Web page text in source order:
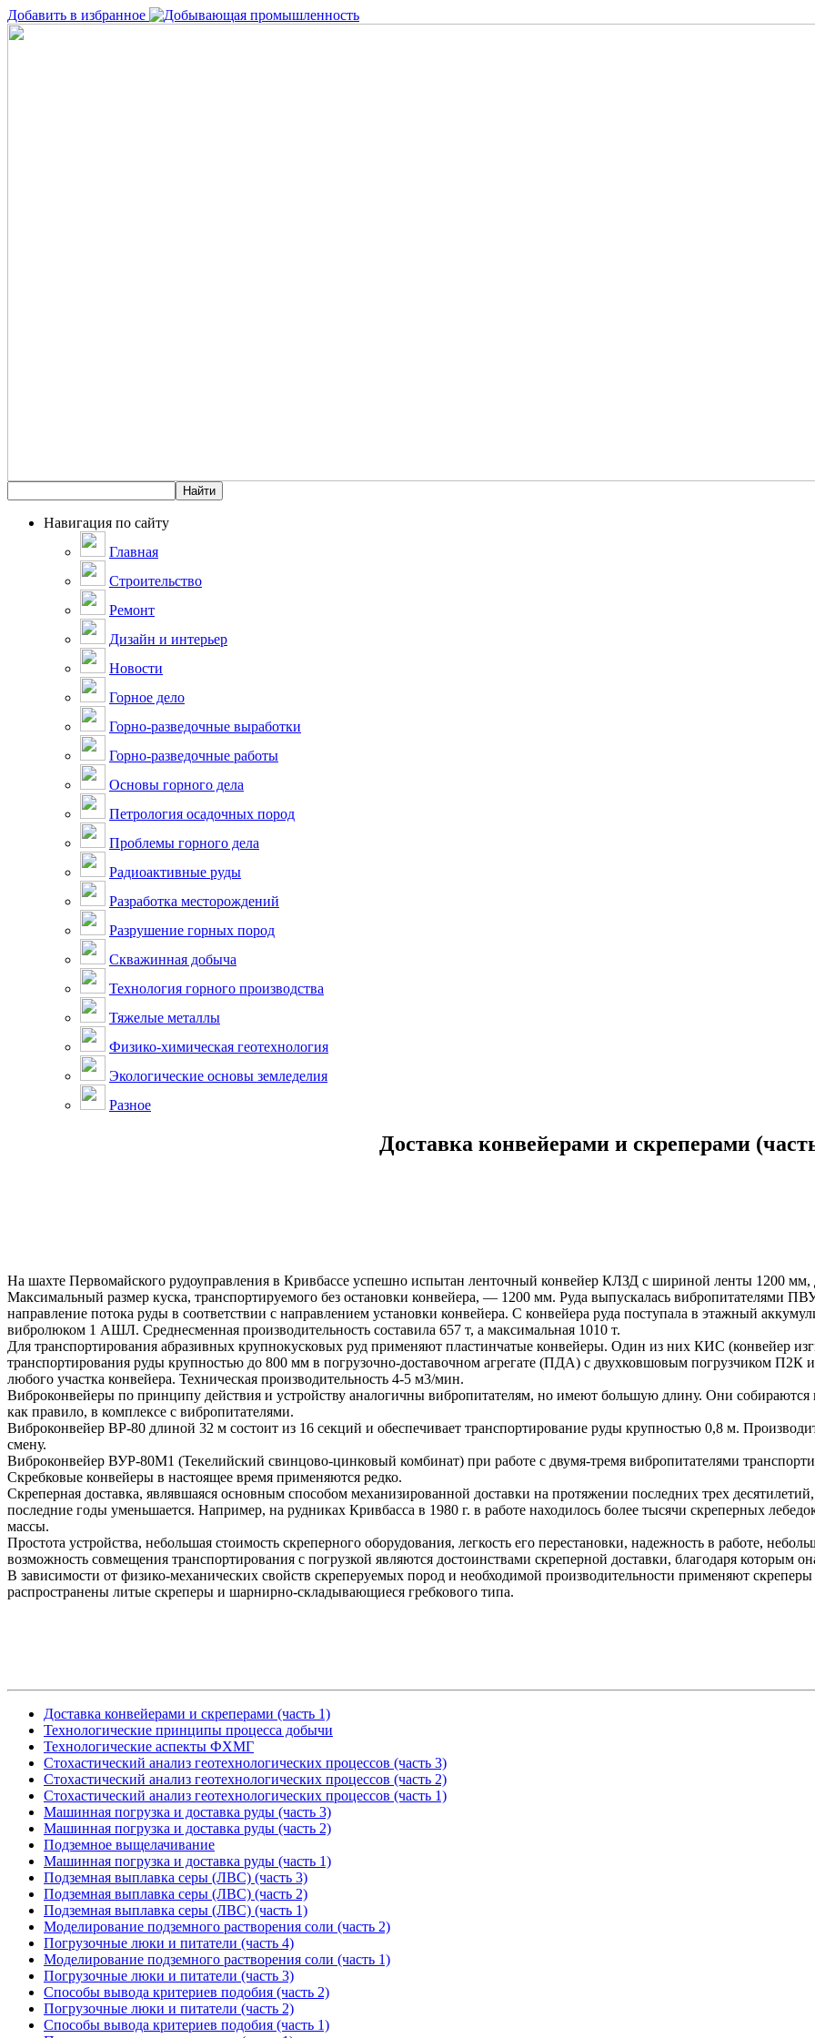
Добавить в избранное
Навигация по сайту
Главная
Строительство
Ремонт
Дизайн и интерьер
Новости
Горное дело
Горно-разведочные выработки
Горно-разведочные работы
Основы горного дела
Петрология осадочных пород
Проблемы горного дела
Радиоактивные руды
Разработка месторождений
Разрушение горных пород
Скважинная добыча
Технология горного производства
Тяжелые металлы
Физико-химическая геотехнология
Экологические основы земледелия
Разное
Доставка конвейерами и скреперами
На шахте Первомайского рудоуправления в Кривбассе успешно испытан ленточный конвейер КЛЗД с шириной ленты 1200
Максимальный размер куска, транспортируемого без остановки конвейера, — 1200 мм. Руда выпускалась вибропитателями
направление потока руды в соответствии с направлением установки конвейера. С конвейера руда поступала в этажный
вибролюком 1 АШЛ. Среднесменная производительность составила 657 т, а максимальная 1010 т.
Для транспортирования абразивных крупнокусковых руд применяют пластинчатые конвейеры. Один из них КИС (конвейер
транспортирования руды крупностью до 800 мм в погрузочно-доставочном агрегате (ПДА) с двухковшовым погрузчиком П2К
любого участка конвейера. Техническая производительность 4-5 м3/мин.
Виброконвейеры по принципу действия и устройству аналогичны вибропитателям, но имеют большую длину. Они
как правило, в комплексе с вибропитателями.
Виброконвейер ВР-80 длиной 32 м состоит из 16 секций и обеспечивает транспортирование руды крупностью 0,8 м.
смену.
Виброконвейер ВУР-80М1 (Текелийский свинцово-цинковый комбинат) при работе с двумя-тремя вибропитателями
Скребковые конвейеры в настоящее время применяются редко.
Скреперная доставка, являвшаяся основным способом механизированной доставки на протяжении последних трех
последние годы уменьшается. Например, на рудниках Кривбасса в 1980 г. в работе находилось более тысячи скреперных
массы.
Простота устройства, небольшая стоимость скреперного оборудования, легкость его перестановки, надежность в работе,
возможность совмещения транспортирования с погрузкой являются достоинствами скреперной доставки, благодаря которым
В зависимости от физико-механических свойств скреперуемых пород и необходимой производительности применяют
распространены литые скреперы и шарнирно-складывающиеся гребкового типа.
Доставка конвейерами и скреперами (часть 1)
Технологические принципы процесса добычи
Технологические аспекты ФХМГ
Стохастический анализ геотехнологических процессов (часть 3)
Стохастический анализ геотехнологических процессов (часть 2)
Стохастический анализ геотехнологических процессов (часть 1)
Машинная погрузка и доставка руды (часть 3)
Машинная погрузка и доставка руды (часть 2)
Подземное выщелачивание
Машинная погрузка и доставка руды (часть 1)
Подземная выплавка серы (ЛВС) (часть 3)
Подземная выплавка серы (ЛВС) (часть 2)
Подземная выплавка серы (ЛВС) (часть 1)
Моделирование подземного растворения соли (часть 2)
Погрузочные люки и питатели (часть 4)
Моделирование подземного растворения соли (часть 1)
Погрузочные люки и питатели (часть 3)
Способы вывода критериев подобия (часть 2)
Погрузочные люки и питатели (часть 2)
Способы вывода критериев подобия (часть 1)